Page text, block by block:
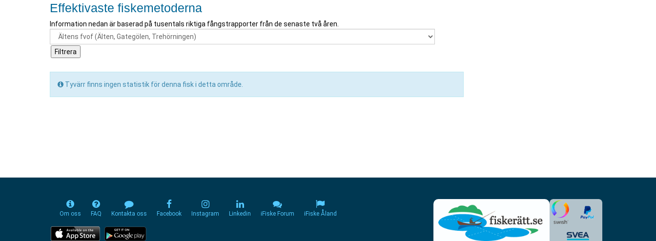
Effektivaste fiskemetoderna
Information nedan är baserad på tusentals riktiga fångstrapporter från de senaste två åren.
Tyvärr finns ingen statistik för denna fisk i detta område.
Om oss FAQ Kontakta oss Facebook Instagram Linkedin iFiske Forum iFiske Åland